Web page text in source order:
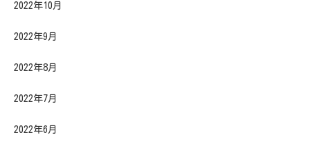
2022年10月
2022年9月
2022年8月
2022年7月
2022年6月